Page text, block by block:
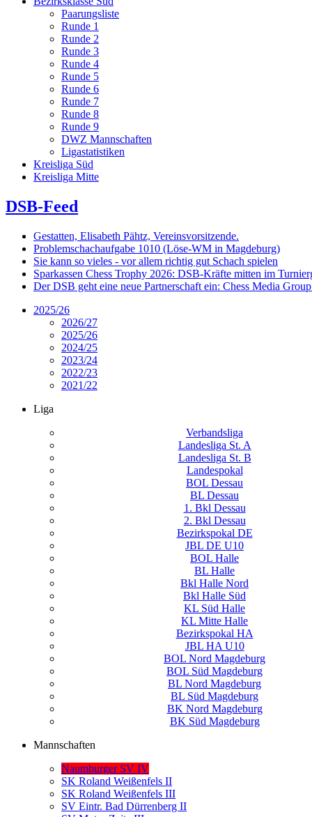
Paarungsliste
Runde 1
Runde 2
Runde 3
Runde 4
Runde 5
Runde 6
Runde 7
Runde 8
Runde 9
DWZ Mannschaften
Ligastatistiken
Kreisliga Süd
Kreisliga Mitte
DSB-Feed
Gestatten, Elisabeth Pähtz, Vereinsvorsitzende.
Problemschachaufgabe 1010 (Löse-WM in Magdeburg)
Sie kann so vieles - vor allem richtig gut Schach spielen
Sparkassen Chess Trophy 2026: DSB-Kräfte mitten im
Der DSB geht eine neue Partnerschaft ein: Chess Media
2025/26
2026/27
2025/26
2024/25
2023/24
2022/23
2021/22
Liga
Verbandsliga
Landesliga St. A
Landesliga St. B
Landespokal
BOL Dessau
BL Dessau
1. Bkl Dessau
2. Bkl Dessau
Bezirkspokal DE
JBL DE U10
BOL Halle
BL Halle
Bkl Halle Nord
Bkl Halle Süd
KL Süd Halle
KL Mitte Halle
Bezirkspokal HA
JBL HA U10
BOL Nord Magdeburg
BOL Süd Magdeburg
BL Nord Magdeburg
BL Süd Magdeburg
BK Nord Magdeburg
BK Süd Magdeburg
Mannschaften
Naumburger SV IV
SK Roland Weißenfels II
SK Roland Weißenfels III
SV Eintr. Bad Dürrenberg II